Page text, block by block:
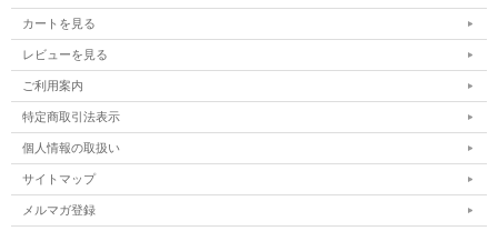
カートを見る
レビューを見る
ご利用案内
特定商取引法表示
個人情報の取扱い
サイトマップ
メルマガ登録